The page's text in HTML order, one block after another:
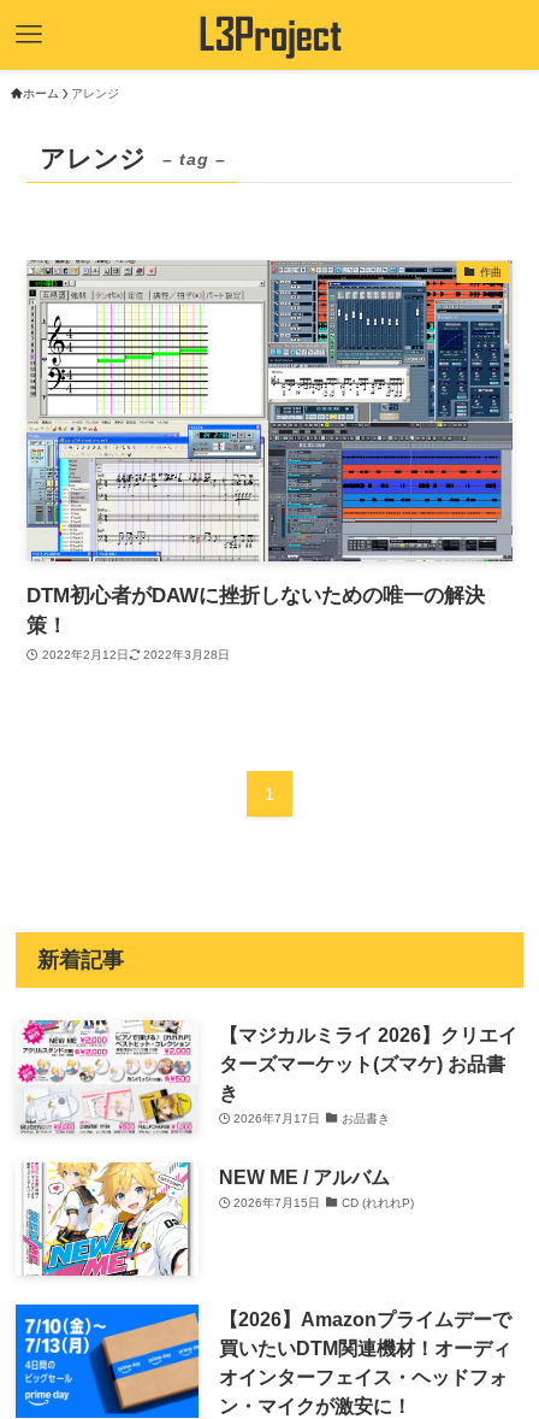
ホーム アレンジ
アレンジ – tag –
作曲
DTM初心者がDAWに挫折しないための唯一の解決
策！
2022年2月12日 2022年3月28日
1
新着記事
【マジカルミライ 2026】クリエイ
ターズマーケット(ズマケ) お品書
き
2026年7月17日 お品書き
NEW ME / アルバム
2026年7月15日 CD (れれれP)
【2026】Amazonプライムデーで
買いたいDTM関連機材！オーディ
オインターフェイス・ヘッドフォ
ン・マイクが激安に！